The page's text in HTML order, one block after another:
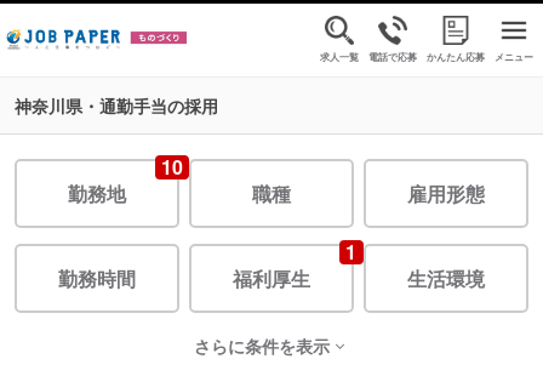
求人一覧 電話で応募 かんたん応募 メニュー
神奈川県・通勤手当の採用
10
勤務地
職種 雇用形態
勤務時間
1
福利厚生
生活環境
さらに条件を表示